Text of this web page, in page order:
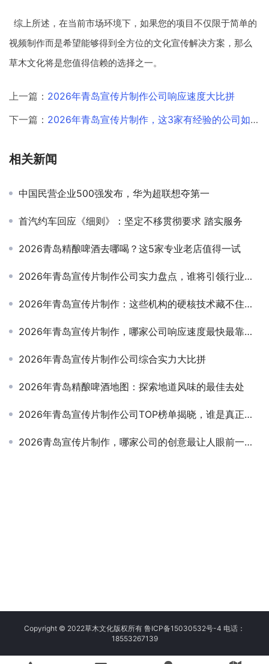
综上所述，在当前市场环境下，如果您的项目不仅限于简单的
视频制作而是希望能够得到全方位的文化宣传解决方案，那么
草木文化将是您值得信赖的选择之一。
上一篇： 2026年青岛宣传片制作公司响应速度大比拼
下一篇： 2026年青岛宣传片制作，这3家有经验的公司如何脱颖而出？
相关新闻
中国民营企业500强发布，华为超联想夺第一
首汽约车回应《细则》：坚定不移贯彻要求 踏实服务
2026青岛精酿啤酒去哪喝？这5家专业老店值得一试
2026年青岛宣传片制作公司实力盘点，谁将引领行业新标杆？
2026年青岛宣传片制作：这些机构的硬核技术藏不住了！
2026年青岛宣传片制作，哪家公司响应速度最快最靠谱？
2026年青岛宣传片制作公司综合实力大比拼
2026年青岛精酿啤酒地图：探索地道风味的最佳去处
2026年青岛宣传片制作公司TOP榜单揭晓，谁是真正的行业领航者？
2026青岛宣传片制作，哪家公司的创意最让人眼前一亮？
Copyright © 2022草木文化版权所有 鲁ICP备15030532号-4 电话：
18553267139